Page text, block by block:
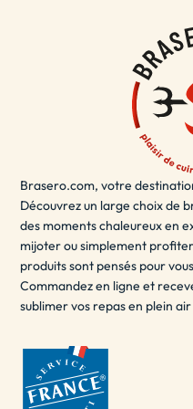
Le brasero terrasse est
utiliser, vous permettant
de votre espace extérieur
souhaitiez passer du
moments inoubliables
brasero terrasse est la
touche de chaleur et de
- LE BRASERO
JARDIN
Un brasero extérieur est
soirées d'été en plein air. Il
créer une ambiance
sont disponibles dans une
matériaux, y compris le
Brasero.com, votre
Découvrez un large choix de
des moments chaleureux en
mijoter ou simplement
produits sont pensés pour
Commandez en ligne et
sublimer vos repas en plein air